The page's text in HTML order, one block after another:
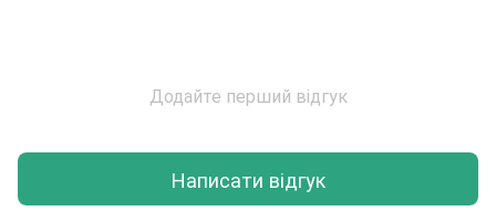
Додайте перший відгук
Написати відгук